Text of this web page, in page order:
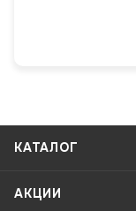
КАТАЛОГ
АКЦИИ